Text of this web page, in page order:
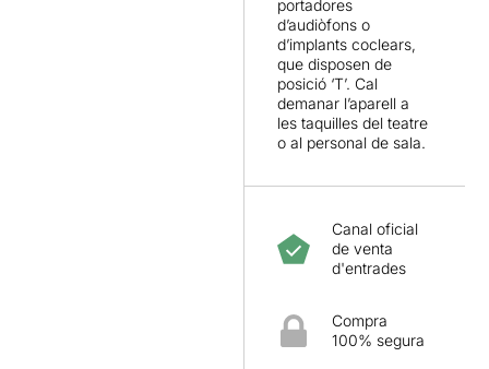
portadores
d’audiòfons o
d’implants coclears,
que disposen de
posició ‘T’. Cal
demanar l’aparell a
les taquilles del teatre
o al personal de sala.
Canal oficial
de venta
d'entrades
Compra
100% segura